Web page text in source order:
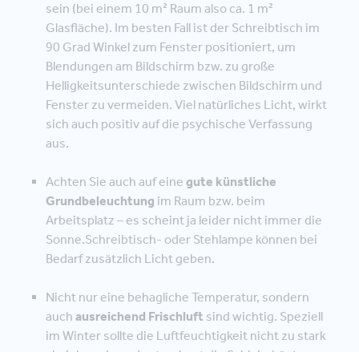
sein (bei einem 10 m² Raum also ca. 1 m²
Glasfläche). Im besten Fall ist der Schreibtisch im
90 Grad Winkel zum Fenster positioniert, um
Blendungen am Bildschirm bzw. zu große
Helligkeitsunterschiede zwischen Bildschirm und
Fenster zu vermeiden. Viel natürliches Licht, wirkt
sich auch positiv auf die psychische Verfassung
aus.
Achten Sie auch auf eine gute künstliche
Grundbeleuchtung im Raum bzw. beim
Arbeitsplatz – es scheint ja leider nicht immer die
Sonne.Schreibtisch- oder Stehlampe können bei
Bedarf zusätzlich Licht geben.
Nicht nur eine behagliche Temperatur, sondern
auch ausreichend Frischluft sind wichtig. Speziell
im Winter sollte die Luftfeuchtigkeit nicht zu stark